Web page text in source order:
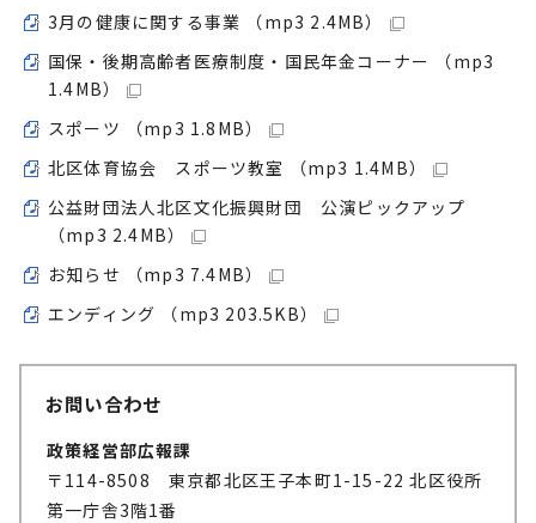
3月の健康に関する事業 （mp3 2.4MB）
国保・後期高齢者医療制度・国民年金コーナー （mp3
1.4MB）
スポーツ （mp3 1.8MB）
北区体育協会 スポーツ教室 （mp3 1.4MB）
公益財団法人北区文化振興財団 公演ピックアップ
（mp3 2.4MB）
お知らせ （mp3 7.4MB）
エンディング （mp3 203.5KB）
お問い合わせ
政策経営部広報課
〒114-8508 東京都北区王子本町1-15-22 北区役所
第一庁舎3階1番